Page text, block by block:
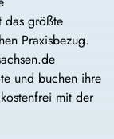
das größte
Praxisbezug.
und buchen ihre
mit der